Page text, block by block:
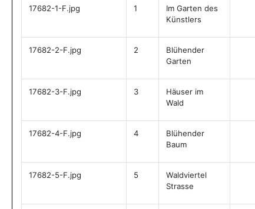
17682-1-F.jpg 1
Im Garten des
Künstlers
17682-2-F.jpg 2
Blühender
Garten
17682-3-F.jpg 3
Häuser im
Wald
17682-4-F.jpg 4
Blühender
Baum
17682-5-F.jpg 5
Waldviertel
Strasse